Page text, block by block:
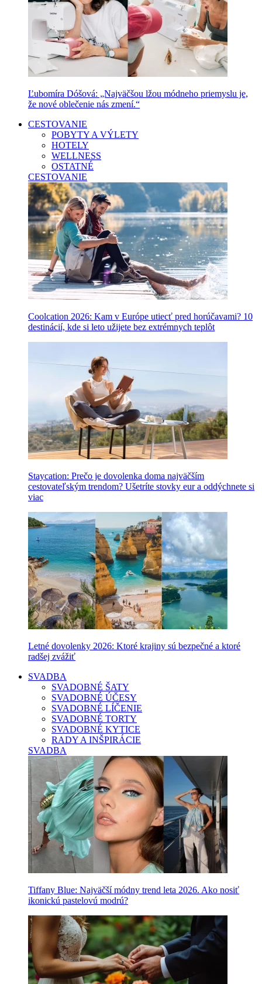
Ľubomíra Dóšová: „Najväčšou lžou módneho priemyslu je,
že nové oblečenie nás zmení.“
CESTOVANIE
POBYTY A VÝLETY
HOTELY
WELLNESS
OSTATNÉ
CESTOVANIE
Coolcation 2026: Kam v Európe utiecť pred horúčavami? 10
destinácií, kde si leto užijete bez extrémnych teplôt
Staycation: Prečo je dovolenka doma najväčším
cestovateľským trendom? Ušetríte stovky eur a oddýchnete si
viac
Letné dovolenky 2026: Ktoré krajiny sú bezpečné a ktoré
radšej zvážiť
SVADBA
SVADOBNÉ ŠATY
SVADOBNÉ ÚČESY
SVADOBNÉ LÍČENIE
SVADOBNÉ TORTY
SVADOBNÉ KYTICE
RADY A INŠPIRÁCIE
SVADBA
Tiffany Blue: Najväčší módny trend leta 2026. Ako nosiť
ikonickú pastelovú modrú?